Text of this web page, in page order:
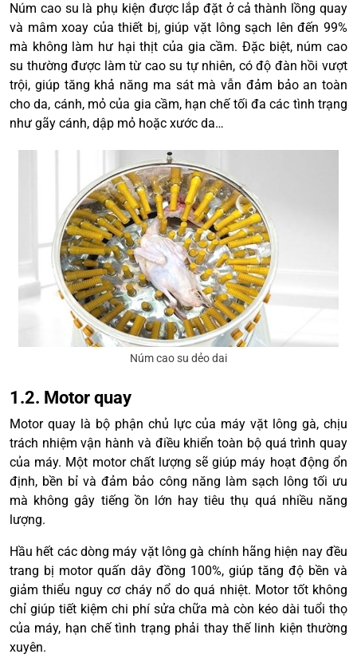
Núm cao su là phụ kiện được lắp đặt ở cả thành lồng quay
và mâm xoay của thiết bị, giúp vặt lông sạch lên đến 99%
mà không làm hư hại thịt của gia cầm. Đặc biệt, núm cao
su thường được làm từ cao su tự nhiên, có độ đàn hồi vượt
trội, giúp tăng khả năng ma sát mà vẫn đảm bảo an toàn
cho da, cánh, mỏ của gia cầm, hạn chế tối đa các tình trạng
như gãy cánh, dập mỏ hoặc xước da…
Núm cao su dẻo dai
1.2. Motor quay
Motor quay là bộ phận chủ lực của máy vặt lông gà, chịu
trách nhiệm vận hành và điều khiển toàn bộ quá trình quay
của máy. Một motor chất lượng sẽ giúp máy hoạt động ổn
định, bền bỉ và đảm bảo công năng làm sạch lông tối ưu
mà không gây tiếng ồn lớn hay tiêu thụ quá nhiều năng
lượng.
Hầu hết các dòng máy vặt lông gà chính hãng hiện nay đều
trang bị motor quấn dây đồng 100%, giúp tăng độ bền và
giảm thiểu nguy cơ cháy nổ do quá nhiệt. Motor tốt không
chỉ giúp tiết kiệm chi phí sửa chữa mà còn kéo dài tuổi thọ
của máy, hạn chế tình trạng phải thay thế linh kiện thường
xuyên.